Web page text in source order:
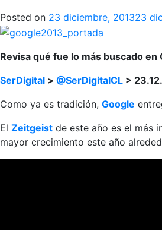
Posted on 23 diciembre, 201323
Revisa qué fue lo más buscado
SerDigital > @SerDigitalCL >
Como ya es tradición, Google
El Zeitgeist de este año es el más
mayor crecimiento este año